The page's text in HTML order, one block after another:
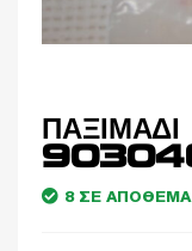
8 ΣΕ ΑΠΌΘΕΜΑ